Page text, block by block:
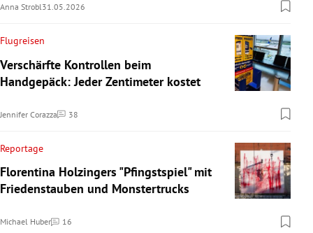
Anna Strobl 31.05.2026
Flugreisen
Verschärfte Kontrollen beim
Handgepäck: Jeder Zentimeter kostet
Jennifer Corazza 38
Kommentare
Reportage
Florentina Holzingers "Pfingstspiel" mit
Friedenstauben und Monstertrucks
Michael Huber 16
Kommentare